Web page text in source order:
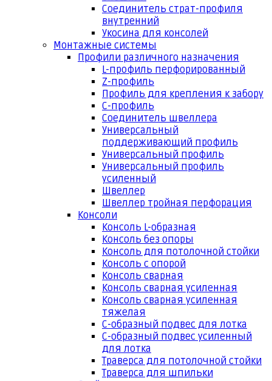
Соединитель страт-профиля
внутренний
Укосина для консолей
Монтажные системы
Профили различного назначения
L-профиль перфорированный
Z-профиль
Профиль для крепления к забору
С-профиль
Соединитель швеллера
Универсальный
поддерживающий профиль
Универсальный профиль
Универсальный профиль
усиленный
Швеллер
Швеллер тройная перфорация
Консоли
Консоль L-образная
Консоль без опоры
Консоль для потолочной стойки
Консоль с опорой
Консоль сварная
Консоль сварная усиленная
Консоль сварная усиленная
тяжелая
С-образный подвес для лотка
С-образный подвес усиленный
для лотка
Траверса для потолочной стойки
Траверса для шпильки